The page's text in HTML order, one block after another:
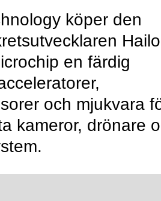
köper den
en färdig
och mjukvara
kameror, drönare